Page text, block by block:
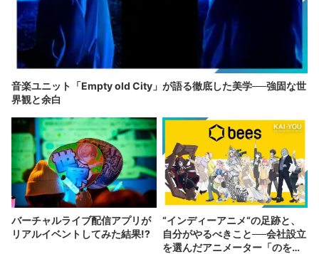
音楽ユニット「Empty old City」が語る徹底した美学──強固な世
界観と余白
バーチャルライブ配信アプリが
リアルイベントしてみた結果!?
“インディーアニメ“の足跡と、
自分がやるべきこと──会社設立
を選んだアニメーター「のを